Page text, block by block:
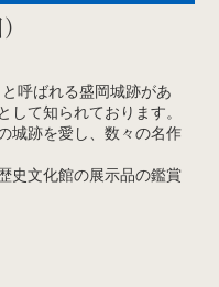
呼ばれる盛岡城跡があ
して知られております。
城跡を愛し、数々の名作
史文化館の展示品の鑑賞